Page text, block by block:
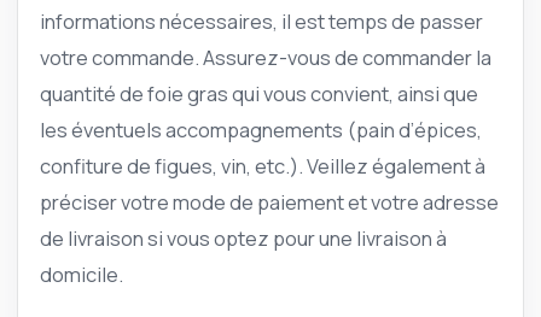
informations nécessaires, il est temps de passer
votre commande. Assurez-vous de commander la
quantité de foie gras qui vous convient, ainsi que
les éventuels accompagnements (pain d’épices,
confiture de figues, vin, etc.). Veillez également à
préciser votre mode de paiement et votre adresse
de livraison si vous optez pour une livraison à
domicile.